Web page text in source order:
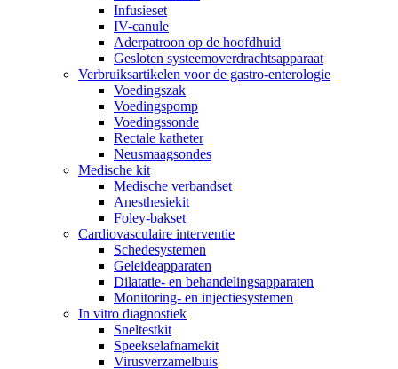
Infusieset
IV-canule
Aderpatroon op de hoofdhuid
Gesloten systeemoverdrachtsapparaat
Verbruiksartikelen voor de gastro-enterologie
Voedingszak
Voedingspomp
Voedingssonde
Rectale katheter
Neusmaagsondes
Medische kit
Medische verbandset
Anesthesiekit
Foley-bakset
Cardiovasculaire interventie
Schedesystemen
Geleideapparaten
Dilatatie- en behandelingsapparaten
Monitoring- en injectiesystemen
In vitro diagnostiek
Sneltestkit
Speekselafnamekit
Virusverzamelbuis